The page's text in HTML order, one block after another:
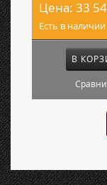
Цена: 33
Есть в наличии
В